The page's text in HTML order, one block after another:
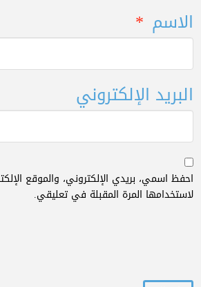
الاسم *
البريد الإلكتروني
احفظ اسمي، بريدي الإلكتروني، والموقع
لاستخدامها المرة المقبلة في تعليقي.